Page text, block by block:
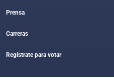
Prensa
Carreras
Regístrate para votar